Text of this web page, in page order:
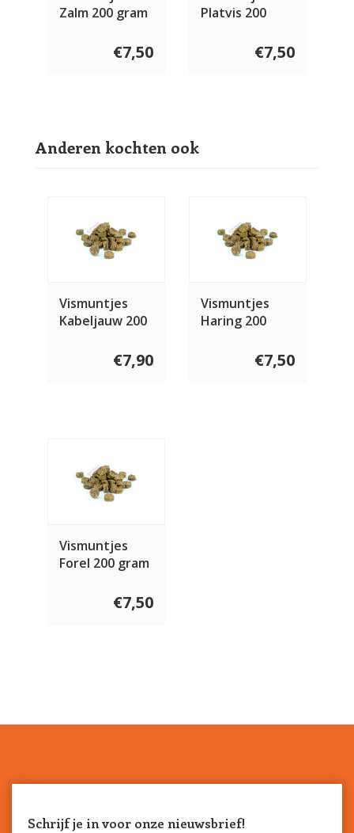
Zalm 200 gram
€7,50
Platvis 200
€7,50
Anderen kochten ook
Vismuntjes
Kabeljauw 200
€7,90
Vismuntjes
Haring 200
€7,50
Vismuntjes
Forel 200 gram
€7,50
Schrijf je in voor onze nieuwsbrief!